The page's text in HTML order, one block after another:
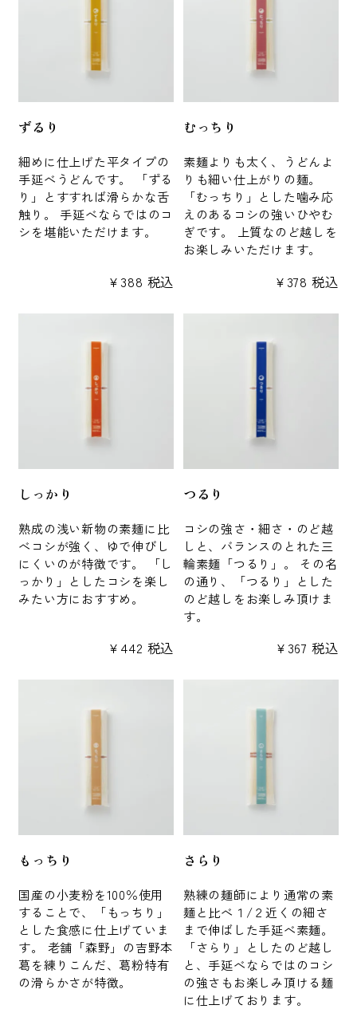
ずるり
細めに仕上げた平タイプの
手延べうどんです。 「ずる
り」とすすれば滑らかな舌
触り。 手延べならではのコ
シを堪能いただけます。
¥ 388 税込
むっちり
素麺よりも太く、うどんよ
りも細い仕上がりの麺。
「むっちり」とした噛み応
えのあるコシの強いひやむ
ぎです。 上質なのど越しを
お楽しみいただけます。
¥ 378 税込
しっかり
熟成の浅い新物の素麺に比
べコシが強く、ゆで伸びし
にくいのが特徴です。 「し
っかり」としたコシを楽し
みたい方におすすめ。
¥ 442 税込
つるり
コシの強さ・細さ・のど越
しと、バランスのとれた三
輪素麺「つるり」。 その名
の通り、「つるり」とした
のど越しをお楽しみ頂けま
す。
¥ 367 税込
もっちり
国産の小麦粉を100％使用
することで、「もっちり」
とした食感に仕上げていま
す。 老舗「森野」の吉野本
葛を練りこんだ、葛粉特有
の滑らかさが特徴。
さらり
熟練の麺師により通常の素
麺と比べ１/２近くの細さ
まで伸ばした手延べ素麺。
「さらり」としたのど越し
と、手延べならではのコシ
の強さもお楽しみ頂ける麺
に仕上げております。